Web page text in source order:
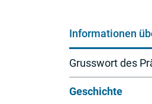
Informationen
Grusswort des
Geschichte